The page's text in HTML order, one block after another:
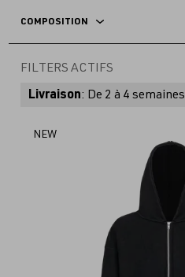
COMPOSITION
FILTERS ACTIFS
Livraison: De 2 à 4 semaines
NEW